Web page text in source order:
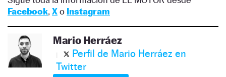
Facebook, Xo Instagram
Mario Herráez
Perfil de Mario Herráez en
Twitter